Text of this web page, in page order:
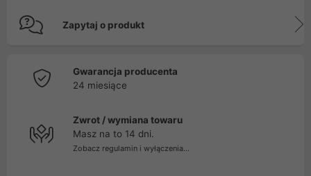
Zapytaj o produkt
Gwarancja producenta
24 miesiące
Zwrot / wymiana towaru
Masz na to 14 dni.
Zobacz regulamin i wyłączenia...